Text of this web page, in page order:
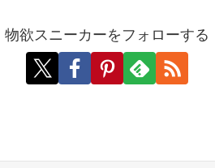
物欲スニーカーをフォローする